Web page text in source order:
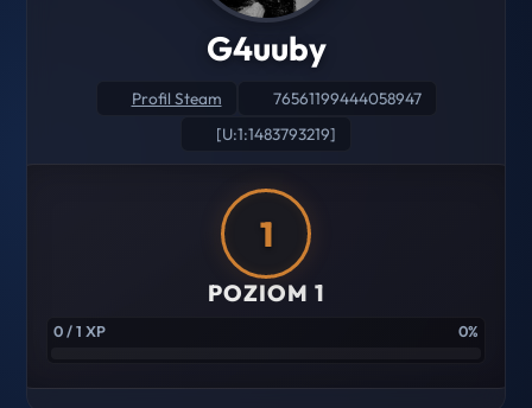
G4uuby
Profil Steam
76561199444058947
[U:1:1483793219]
1
POZIOM 1
0 / 1 XP 0%